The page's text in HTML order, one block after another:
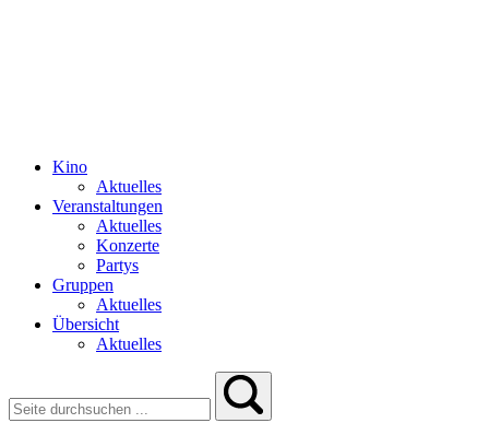
Kino
Aktuelles
Veranstaltungen
Aktuelles
Konzerte
Partys
Gruppen
Aktuelles
Übersicht
Aktuelles